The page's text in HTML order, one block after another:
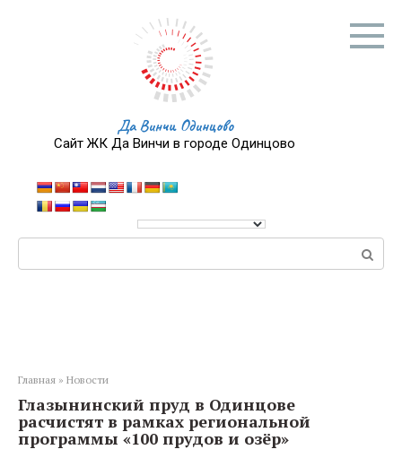
Да Винчи Одинцово
Сайт ЖК Да Винчи в городе Одинцово
Главная » Новости
Глазынинский пруд в Одинцове
расчистят в рамках региональной
программы «100 прудов и озёр»